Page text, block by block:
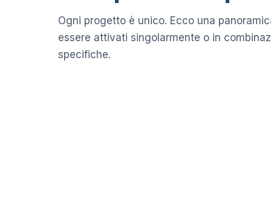
Ogni progetto è unico. Ecco una
essere attivati singolarmente o in
specifiche.